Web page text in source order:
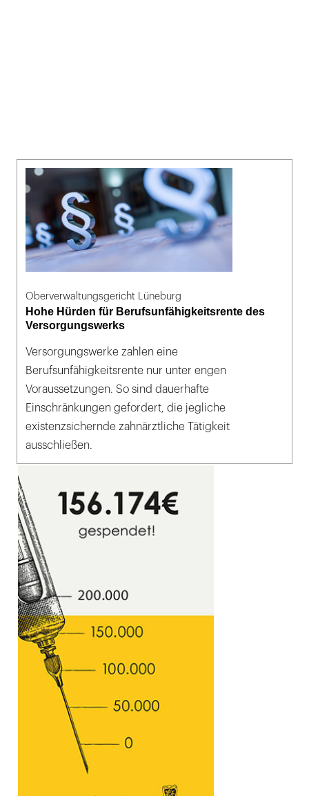
Oberverwaltungsgericht Lüneburg
Hohe Hürden für Berufsunfähigkeitsrente des
Versorgungswerks
Versorgungswerke zahlen eine
Berufsunfähigkeitsrente nur unter engen
Voraussetzungen. So sind dauerhafte
Einschränkungen gefordert, die jegliche
existenzsichernde zahnärztliche Tätigkeit
ausschließen.